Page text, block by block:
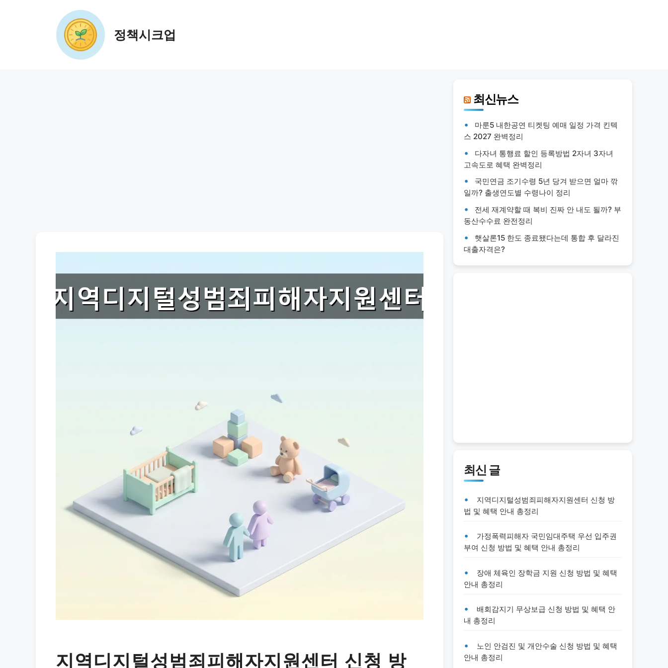
정책시크업
지역디지털성범죄피해자지원센터 신청 방
최신뉴스
마룬5 내한공연 티켓팅 예매 일정 가격 킨텍
스 2027 완벽정리
다자녀 통행료 할인 등록방법 2자녀 3자녀
고속도로 혜택 완벽정리
국민연금 조기수령 5년 당겨 받으면 얼마 깎
일까? 출생연도별 수령나이 정리
전세 재계약할 때 복비 진짜 안 내도 될까? 부
동산수수료 완전정리
햇살론15 한도 종료됐다는데 통합 후 달라진
대출자격은?
최신 글
지역디지털성범죄피해자지원센터 신청 방
법 및 혜택 안내 총정리
가정폭력피해자 국민임대주택 우선 입주권
부여 신청 방법 및 혜택 안내 총정리
장애 체육인 장학금 지원 신청 방법 및 혜택
안내 총정리
배회감지기 무상보급 신청 방법 및 혜택 안
내 총정리
노인 안검진 및 개안수술 신청 방법 및 혜택
안내 총정리